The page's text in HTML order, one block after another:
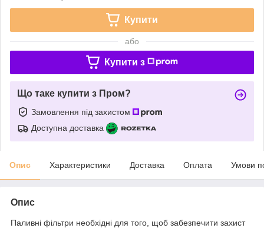
Купити
або
Купити з
Що таке купити з Пром?
Замовлення під захистом
Доступна доставка
Опис Характеристики Доставка Оплата Умови
Опис
Паливні фільтри необхідні для того, щоб забезпечити захист